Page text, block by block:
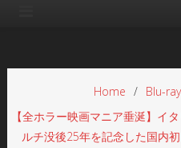
Home
Blu-
【全ホラー映画マニア垂涎】イ
ルチ没後25年を記念した国内